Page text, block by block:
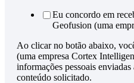
Eu concordo em
Geofusion (uma
Ao clicar no botão abaixo,
(uma empresa Cortex
informações pessoais
conteúdo solicitado.